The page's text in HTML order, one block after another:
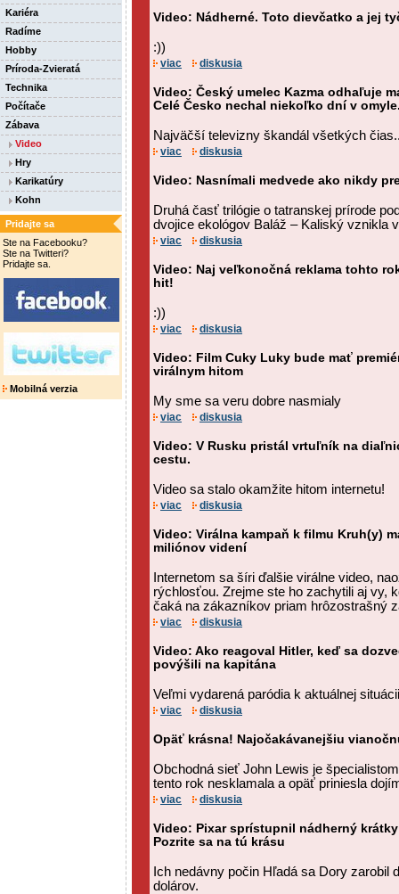
Kariéra
Radíme
Hobby
Príroda-Zvieratá
Technika
Počítače
Zábava
Video
Hry
Karikatúry
Kohn
Pridajte sa
Ste na Facebooku?
Ste na Twitteri?
Pridajte sa.
Mobilná verzia
Video: Nádherné. Toto dievčatko a jej
:))
viac diskusia
Video: Český umelec Kazma odhaľuje
Celé Česko nechal niekoľko dní v
Najväčší televizny škandál všetkých
viac diskusia
Video: Nasnímali medvede ako nikdy
Druhá časť trilógie o tatranskej prírode
dvojice ekológov Baláž – Kaliský vznikla
viac diskusia
Video: Naj veľkonočná reklama tohto
hit!
:))
viac diskusia
Video: Film Cuky Luky bude mať
virálnym hitom
My sme sa veru dobre nasmialy
viac diskusia
Video: V Rusku pristál vrtuľník na
cestu.
Video sa stalo okamžite hitom internetu!
viac diskusia
Video: Virálna kampaň k filmu Kruh(y)
miliónov videní
Internetom sa šíri ďalšie virálne video,
rýchlosťou. Zrejme ste ho zachytili aj vy,
čaká na zákazníkov priam hrôzostrašný
viac diskusia
Video: Ako reagoval Hitler, keď sa
povýšili na kapitána
Veľmi vydarená paródia k aktuálnej situácii
viac diskusia
Opäť krásna! Najočakávanejšiu
Obchodná sieť John Lewis je
tento rok nesklamala a opäť priniesla
viac diskusia
Video: Pixar sprístupnil nádherný krátky
Pozrite sa na tú krásu
Ich nedávny počin Hľadá sa Dory zarobil
dolárov.